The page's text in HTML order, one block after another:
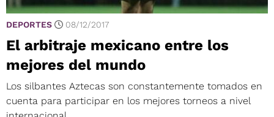
DEPORTES 08/12/2017
El arbitraje mexicano entre los
mejores del mundo
Los silbantes Aztecas son constantemente tomados en
cuenta para participar en los mejores torneos a nivel